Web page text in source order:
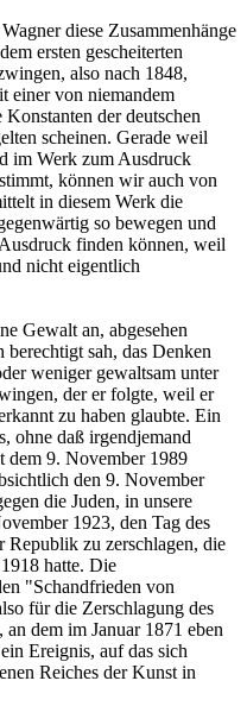
diese Zusammenhänge
ersten gescheiterten
also nach 1848,
einer von niemandem
der deutschen
scheinen. Gerade weil
im Werk zum Ausdruck
können wir auch von
in diesem Werk die
so bewegen und
finden können, weil
nicht eigentlich
Gewalt an, abgesehen
sah, das Denken
weniger gewaltsam unter
der er folgte, weil er
zu haben glaubte. Ein
ohne daß irgendjemand
dem 9. November 1989
den 9. November
die Juden, in unsere
1923, den Tag des
Republik zu zerschlagen, die
hatte. Die
"Schandfrieden von
für die Zerschlagung des
dem im Januar 1871 eben
Ereignis, auf das sich
Reiches der Kunst in